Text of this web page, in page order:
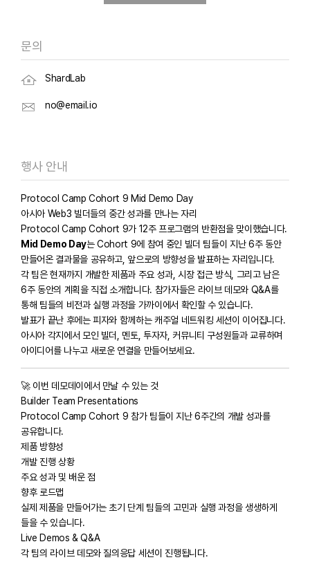
문의
ShardLab
no@email.io
행사 안내
Protocol Camp Cohort 9 Mid Demo Day
아시아 Web3 빌더들의 중간 성과를 만나는 자리
Protocol Camp Cohort 9가 12주 프로그램의 반환점을 맞이했습니다.
Mid Demo Day는 Cohort 9에 참여 중인 빌더 팀들이 지난 6주 동안
만들어온 결과물을 공유하고, 앞으로의 방향성을 발표하는 자리입니다.
각 팀은 현재까지 개발한 제품과 주요 성과, 시장 접근 방식, 그리고 남은
6주 동안의 계획을 직접 소개합니다. 참가자들은 라이브 데모와 Q&A를
통해 팀들의 비전과 실행 과정을 가까이에서 확인할 수 있습니다.
발표가 끝난 후에는 피자와 함께하는 캐주얼 네트워킹 세션이 이어집니다.
아시아 각지에서 모인 빌더, 멘토, 투자자, 커뮤니티 구성원들과 교류하며
아이디어를 나누고 새로운 연결을 만들어보세요.
🚀 이번 데모데이에서 만날 수 있는 것
Builder Team Presentations
Protocol Camp Cohort 9 참가 팀들이 지난 6주간의 개발 성과를
공유합니다.
제품 방향성
개발 진행 상황
주요 성과 및 배운 점
향후 로드맵
실제 제품을 만들어가는 초기 단계 팀들의 고민과 실행 과정을 생생하게
들을 수 있습니다.
Live Demos & Q&A
각 팀의 라이브 데모와 질의응답 세션이 진행됩니다.